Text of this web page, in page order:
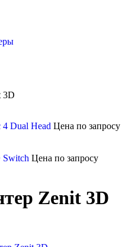
3D
Dual Head Цена по запросу
Цена по запросу
Zenit 3D